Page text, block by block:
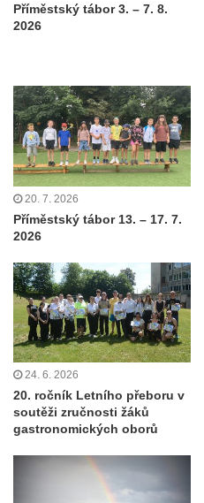
Příměstský tábor 3. – 7. 8.
2026
20. 7. 2026
Příměstský tábor 13. – 17. 7.
2026
24. 6. 2026
20. ročník Letního přeboru v
soutěži zručnosti žáků
gastronomických oborů